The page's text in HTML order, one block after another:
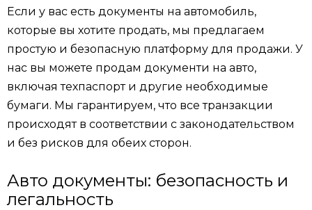
Если у вас есть документы на автомобиль,
которые вы хотите продать, мы предлагаем
простую и безопасную платформу для продажи. У
нас вы можете продам документи на авто,
включая техпаспорт и другие необходимые
бумаги. Мы гарантируем, что все транзакции
происходят в соответствии с законодательством
и без рисков для обеих сторон.
Авто документы: безопасность и
легальность